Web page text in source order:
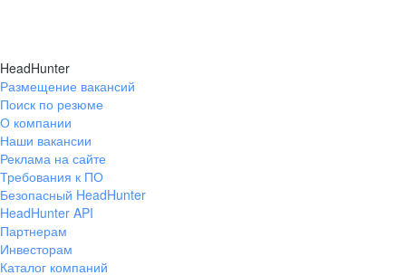
HeadHunter
Размещение вакансий
Поиск по резюме
О компании
Наши вакансии
Реклама на сайте
Требования к ПО
Безопасный HeadHunter
HeadHunter API
Партнерам
Инвесторам
Каталог компаний